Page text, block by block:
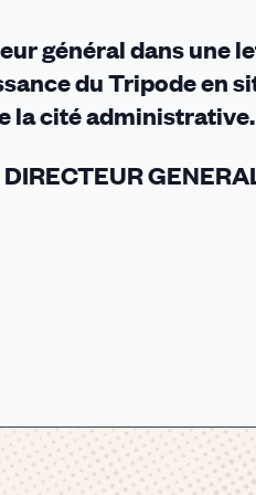
général dans une
du Tripode en
la cité administrative.